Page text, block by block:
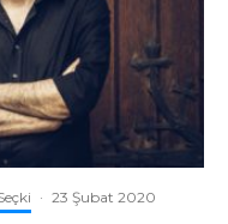
· 23 Şubat 2020